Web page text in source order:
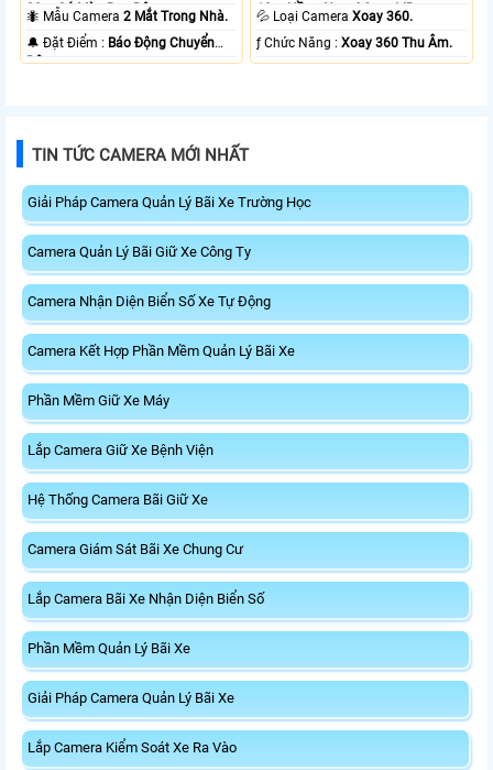
20m Có Màu Ban Ðêm.
🐜 Mẫu Camera2 Mắt Trong Nhà.
️🔔 Đặt Điểm : Báo Động Chuyển
Động.
10m Hồng Ngoại Smart IR.
💦 Loại CameraXoay 360.
️ƒ Chức Năng :Xoay 360 Thu Âm.
TIN TỨC CAMERA MỚI NHẤT
Giải Pháp Camera Quản Lý Bãi Xe Trường Học
Camera Quản Lý Bãi Giữ Xe Công Ty
Camera Nhận Diện Biển Số Xe Tự Động
Camera Kết Hợp Phần Mềm Quản Lý Bãi Xe
Phần Mềm Giữ Xe Máy
Lắp Camera Giữ Xe Bệnh Viện
Hệ Thống Camera Bãi Giữ Xe
Camera Giám Sát Bãi Xe Chung Cư
Lắp Camera Bãi Xe Nhận Diện Biển Số
Phần Mềm Quản Lý Bãi Xe
Giải Pháp Camera Quản Lý Bãi Xe
Lắp Camera Kiểm Soát Xe Ra Vào